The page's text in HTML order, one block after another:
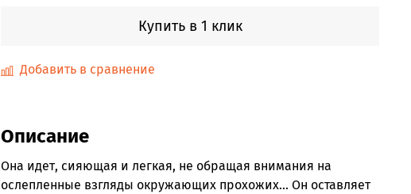
Купить в 1 клик
Добавить в сравнение
Описание
Она идет, сияющая и легкая, не обращая внимания на
ослепленные взгляды окружающих прохожих... Он оставляет